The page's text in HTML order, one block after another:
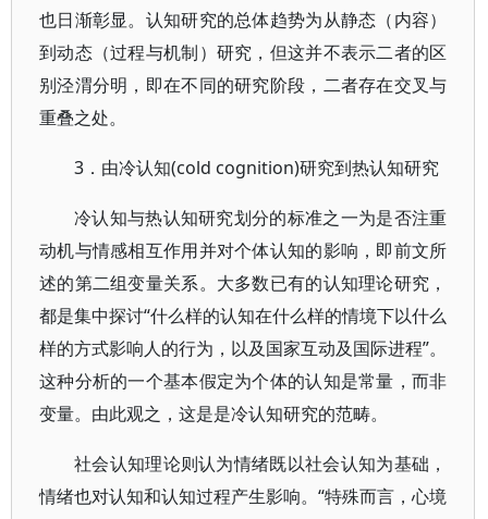
也日渐彰显。认知研究的总体趋势为从静态（内容）
到动态（过程与机制）研究，但这并不表示二者的区
别泾渭分明，即在不同的研究阶段，二者存在交叉与
重叠之处。
3．由冷认知(cold cognition)研究到热认知研究
冷认知与热认知研究划分的标准之一为是否注重
动机与情感相互作用并对个体认知的影响，即前文所
述的第二组变量关系。大多数已有的认知理论研究，
都是集中探讨“什么样的认知在什么样的情境下以什么
样的方式影响人的行为，以及国家互动及国际进程”。
这种分析的一个基本假定为个体的认知是常量，而非
变量。由此观之，这是是冷认知研究的范畴。
社会认知理论则认为情绪既以社会认知为基础，
情绪也对认知和认知过程产生影响。“特殊而言，心境